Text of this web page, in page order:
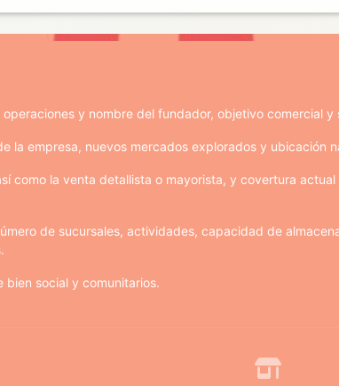
y nombre del fundador, objetivo comercial y
la empresa, nuevos mercados explorados y ubicación
como la venta detallista o mayorista, y covertura
de sucursales, actividades, capacidad de
bien social y comunitarios.